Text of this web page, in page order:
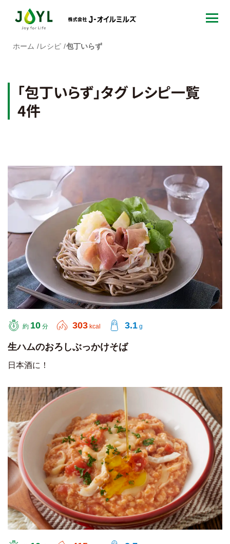
ホーム レシピ 包丁いらず
「包丁いらず」タグ レシピ一覧
4件
約 10 分 303 kcal 3.1 g
生ハムのおろしぶっかけそば
日本酒に！